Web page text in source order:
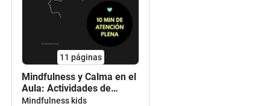
11 páginas
Mindfulness y Calma en el
Aula: Actividades de
Atención y Concentración |
Mindfulness kids